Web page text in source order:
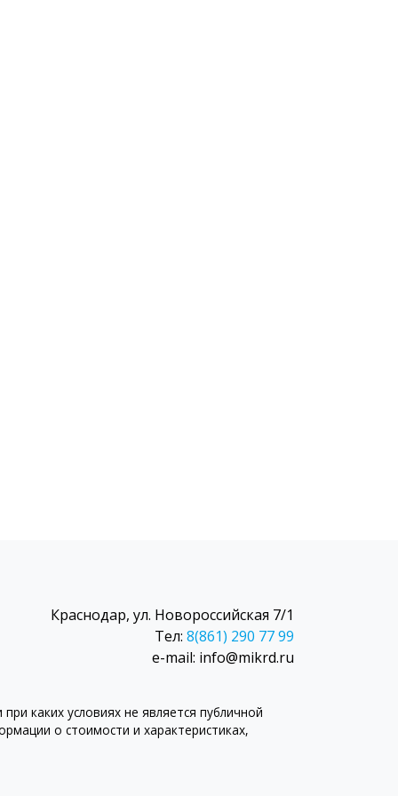
Краснодар, ул. Новороссийская 7/1
Тел: 8(861) 290 77 99
e-mail: info@mikrd.ru
каких условиях не является публичной
о стоимости и характеристиках,